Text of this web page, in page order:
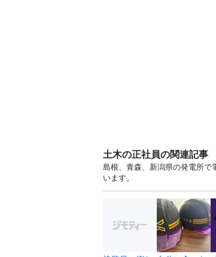
土木の正社員の関連記事
島根、青森、新潟県の発電所で
います。